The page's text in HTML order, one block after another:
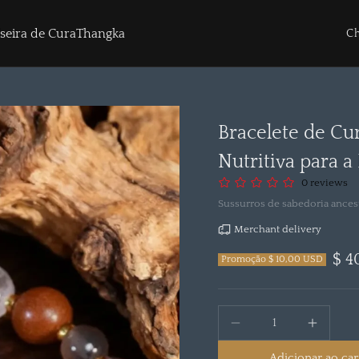
de CuraThangka
Bracelete de
Nutritiva para a
0 reviews
Sussurros de sabedoria
Merchant delivery
$
Promoção $ 10,00 USD